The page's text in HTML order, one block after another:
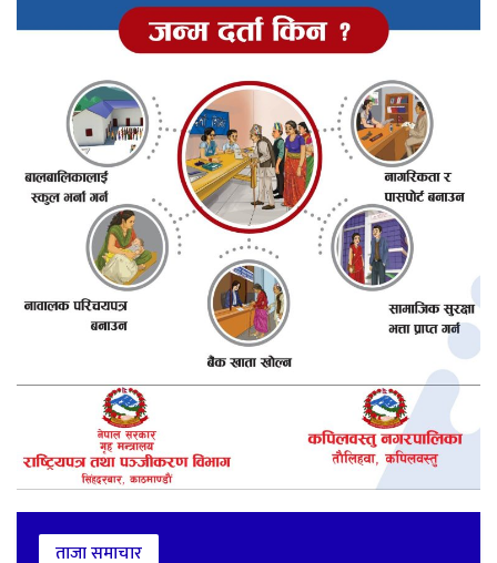
ताजा समाचार